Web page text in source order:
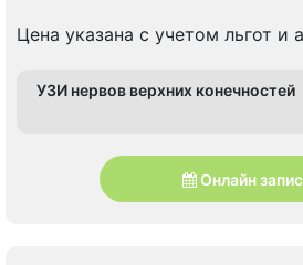
Цена указана с учетом льгот и
УЗИ нервов верхних конечностей
Онлайн